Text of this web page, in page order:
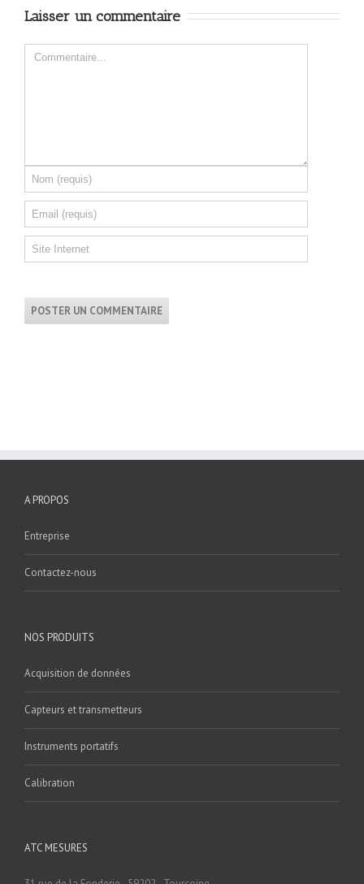
Laisser un commentaire
A PROPOS
Entreprise
Contactez-nous
NOS PRODUITS
Acquisition de données
Capteurs et transmetteurs
Instruments portatifs
Calibration
ATC MESURES